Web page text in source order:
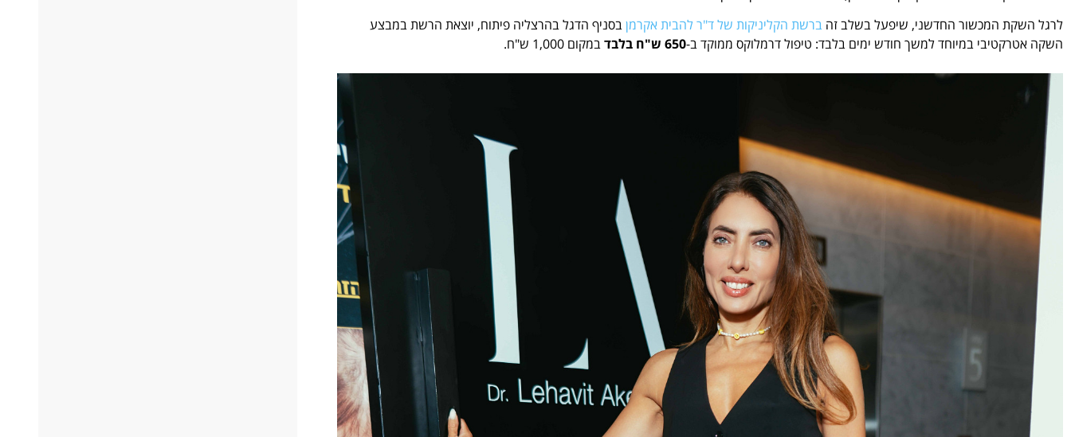
לרגל השקת המכשור החדשני, שיפעל בשלב זה ברשת הקליניקות של ד"ר להבית אקרמןבסניף הדגל בהרצליה פיתוח, יוצאת הרשת במבצע
השקה אטרקטיבי במיוחד למשך חודש ימים בלבד: טיפול דרמלוקס ממוקד ב-650 ש"ח בלבד במקום 1,000 ש"ח.